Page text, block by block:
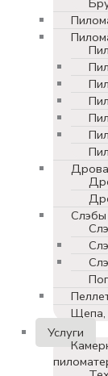
Щепа,
Услуги